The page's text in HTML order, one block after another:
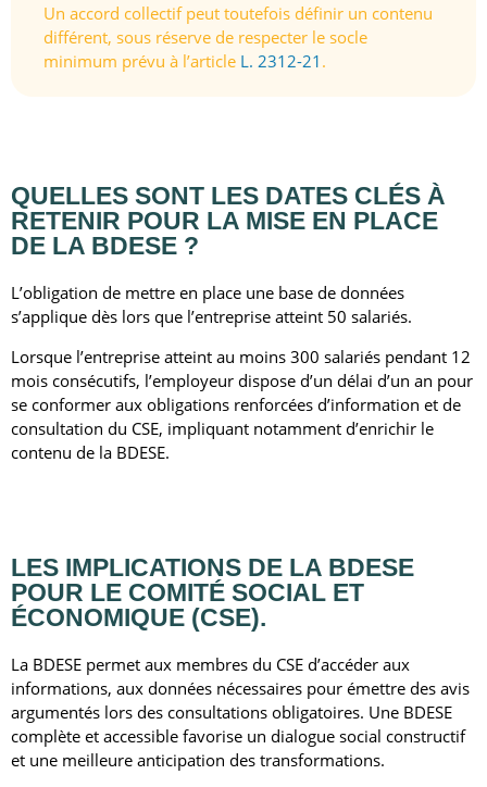
Un accord collectif peut toutefois définir un contenu
différent, sous réserve de respecter le socle
minimum prévu à l’article L. 2312-21 .
QUELLES SONT LES DATES CLÉS À
RETENIR POUR LA MISE EN PLACE
DE LA BDESE ?
L’obligation de mettre en place une base de données
s’applique dès lors que l’entreprise atteint 50 salariés.
Lorsque l’entreprise atteint au moins 300 salariés pendant 12
mois consécutifs, l’employeur dispose d’un délai d’un an pour
se conformer aux obligations renforcées d’information et de
consultation du CSE, impliquant notamment d’enrichir le
contenu de la BDESE.
LES IMPLICATIONS DE LA BDESE
POUR LE COMITÉ SOCIAL ET
ÉCONOMIQUE (CSE).
La BDESE permet aux membres du CSE d’accéder aux
informations, aux données nécessaires pour émettre des avis
argumentés lors des consultations obligatoires. Une BDESE
complète et accessible favorise un dialogue social constructif
et une meilleure anticipation des transformations.